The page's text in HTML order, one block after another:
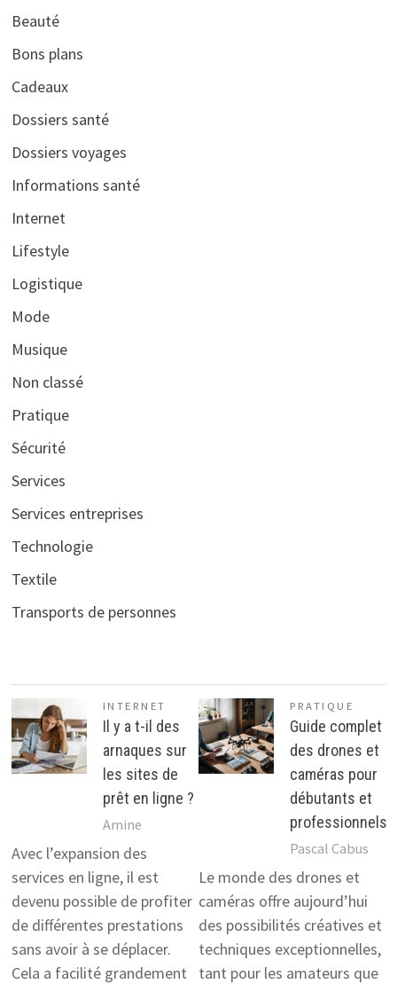
Beauté
Bons plans
Cadeaux
Dossiers santé
Dossiers voyages
Informations santé
Internet
Lifestyle
Logistique
Mode
Musique
Non classé
Pratique
Sécurité
Services
Services entreprises
Technologie
Textile
Transports de personnes
INTERNET
Il y a t-il des
arnaques sur
les sites de
prêt en ligne ?
Amine
Avec l’expansion des
services en ligne, il est
devenu possible de profiter
de différentes prestations
sans avoir à se déplacer.
Cela a facilité grandement
PRATIQUE
Guide complet
des drones et
caméras pour
débutants et
professionnels
Pascal Cabus
Le monde des drones et
caméras offre aujourd’hui
des possibilités créatives et
techniques exceptionnelles,
tant pour les amateurs que